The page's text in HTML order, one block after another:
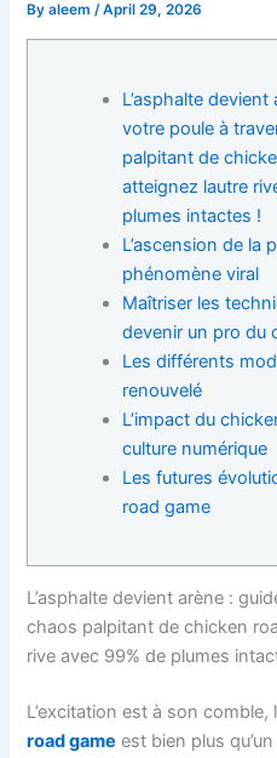
Byaleem/April 29, 2026
L’asphalte
votre poule à
palpitant de
atteignez lautre
plumes intactes !
L’ascension de la
phénomène viral
Maîtriser les
devenir un pro du
Les différents
renouvelé
L’impact du
culture numérique
Les futures
road game
L’asphalte devient arène :
chaos palpitant de chicken
rive avec 99% de plumes
L’excitation est à son
road game est bien plus